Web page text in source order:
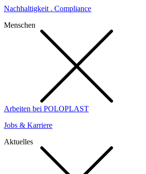
Nachhaltigkeit . Compliance
Menschen
Arbeiten bei POLOPLAST
Jobs & Karriere
Aktuelles